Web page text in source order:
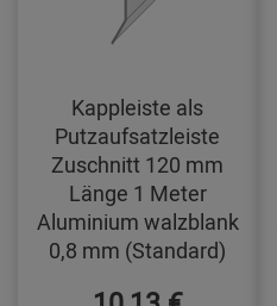
Kappleiste als
Putzaufsatzleiste
Zuschnitt 120 mm
Länge 1 Meter
Aluminium walzblank
0,8 mm (Standard)